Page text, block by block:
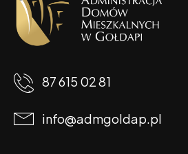
87 615 02 81
info@admgoldap.pl